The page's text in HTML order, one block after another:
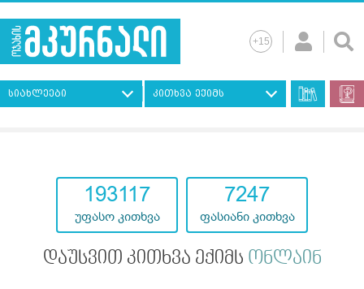
სიახლეები კითხვა ექიმს
193117
უფასო კითხვა
7247
ფასიანი კითხვა
დაუსვით კითხვა ექიმს ონლაინ